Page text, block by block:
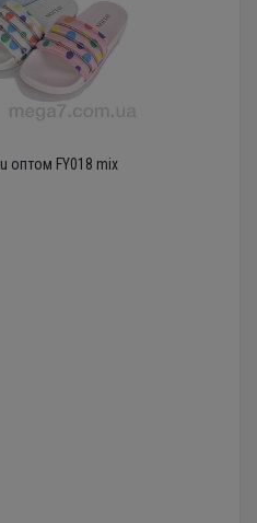
оптом FY018 mix